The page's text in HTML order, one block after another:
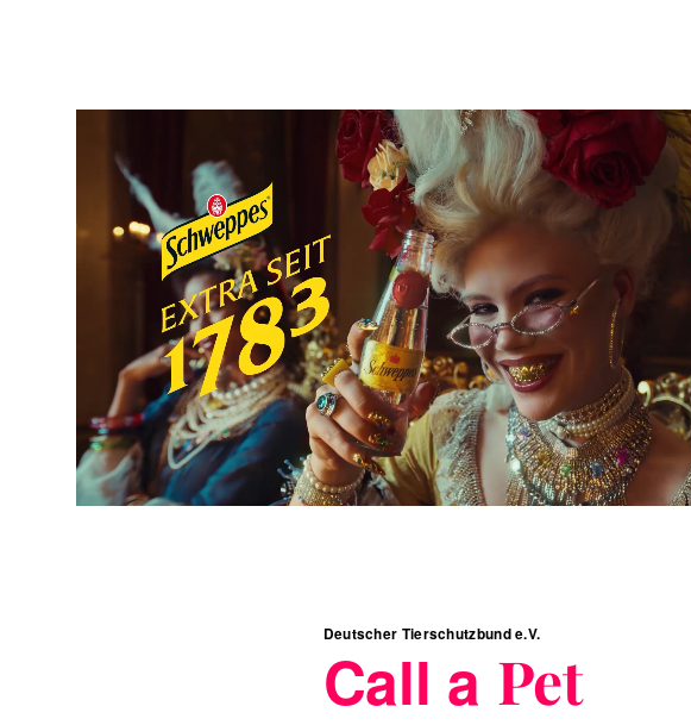
Deutscher Tierschutzbund e.V.
Call a Pet